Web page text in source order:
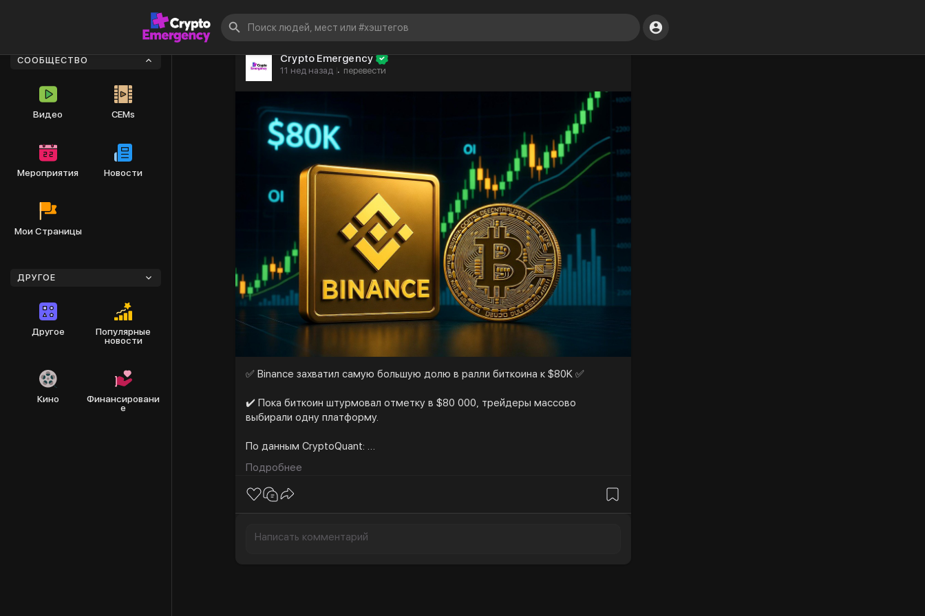
СООБЩЕСТВО
Видео CEMs
Мероприятия Новости
Мои Страницы
ДРУГОЕ
Другое
Популярные
новости
Кино
Финансировани
е
Crypto Emergency
11 нед назад · перевести
✅ Binance захватил самую большую долю в ралли биткоина к $80K ✅
✔️ Пока биткоин штурмовал отметку в $80 000, трейдеры массово
выбирали одну платформу.
По данным CryptoQuant:
⭐️Общий Открытый интерес (OI) по биткоину достиг $29 млрд — максимум
с января.
⭐️Binance лидирует с огромным отрывом — $9,03 млрд OI.
Подробнее